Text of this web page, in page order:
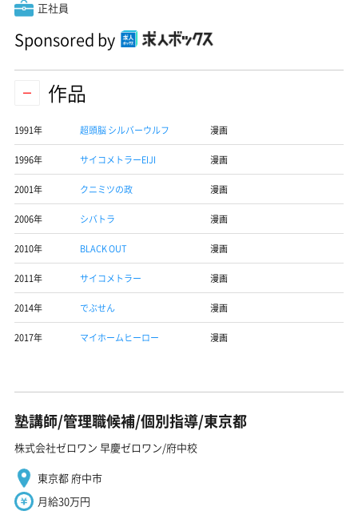
正社員
Sponsored by
作品
1991年 超頭脳 シルバーウルフ 漫画
1996年 サイコメトラーEIJI 漫画
2001年 クニミツの政 漫画
2006年 シバトラ 漫画
2010年 BLACK OUT 漫画
2011年 サイコメトラー 漫画
2014年 でぶせん 漫画
2017年 マイホームヒーロー 漫画
塾講師/管理職候補/個別指導/東京都
株式会社ゼロワン 早慶ゼロワン/府中校
東京都 府中市
月給30万円